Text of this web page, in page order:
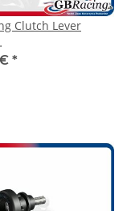
Clutch Lever
*